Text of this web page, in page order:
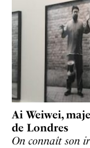
Ai Weiwei,
de Londres
On connaît son